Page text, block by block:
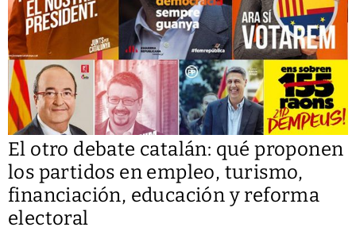
El otro debate catalán: qué proponen
los partidos en empleo, turismo,
financiación, educación y reforma
electoral